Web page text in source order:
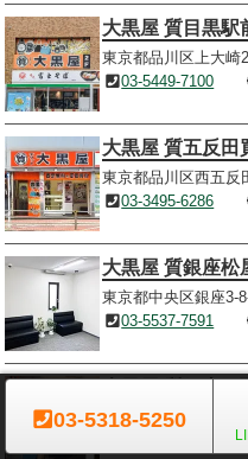
大黒屋 質目黒駅
東京都品川区上大崎
03-5449-7100
大黒屋 質五反田
東京都品川区西五反
03-3495-6286
大黒屋 質銀座松
東京都中央区銀座3-
03-5537-7591
大黒屋 質銀座買
東京都中央区銀座3-
03-5318-5250